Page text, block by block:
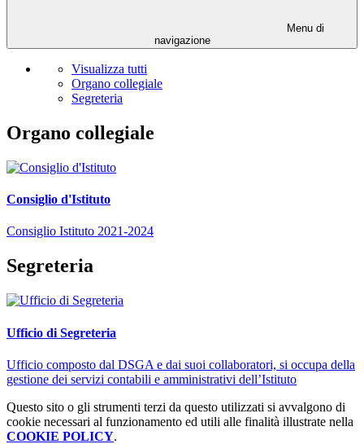
Menu di
navigazione
Visualizza tutti
Organo collegiale
Segreteria
Organo collegiale
Consiglio d'Istituto
Consiglio Istituto 2021-2024
Segreteria
Ufficio di Segreteria
Ufficio composto dal DSGA e dai suoi collaboratori, si occupa della
gestione dei servizi contabili e amministrativi dell’Istituto
Questo sito o gli strumenti terzi da questo utilizzati si avvalgono di
cookie necessari al funzionamento ed utili alle finalità illustrate nella
COOKIE POLICY.